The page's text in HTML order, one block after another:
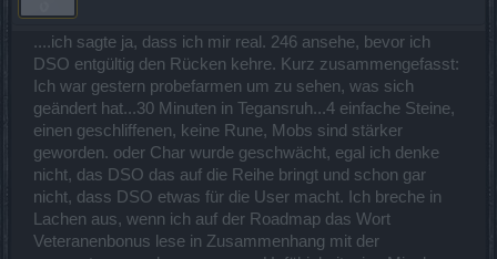
....ich sagte ja, dass ich mir real. 246 ansehe, bevor ich
DSO entgültig den Rücken kehre. Kurz zusammengefasst:
Ich war gestern probefarmen um zu sehen, was sich
geändert hat...30 Minuten in Tegansruh...4 einfache Steine,
einen geschliffenen, keine Rune, Mobs sind stärker
geworden. oder Char wurde geschwächt, egal ich denke
nicht, das DSO das auf die Reihe bringt und schon gar
nicht, dass DSO etwas für die User macht. Ich breche in
Lachen aus, wenn ich auf der Roadmap das Wort
Veteranenbonus lese in Zusammenhang mit der